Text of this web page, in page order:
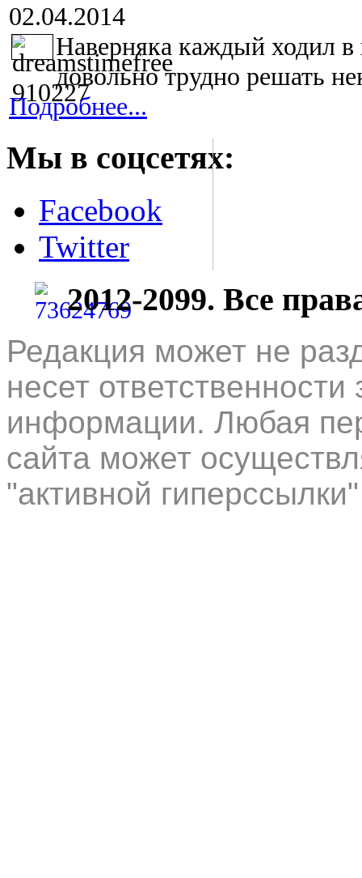
02.04.2014
Наверняка каждый ходил в
довольно трудно решать
Подробнее...
Мы в соцсетях:
Facebook
Twitter
2012-2099. Все
Редакция может не
несет
информации. Любая
сайта может
"активной